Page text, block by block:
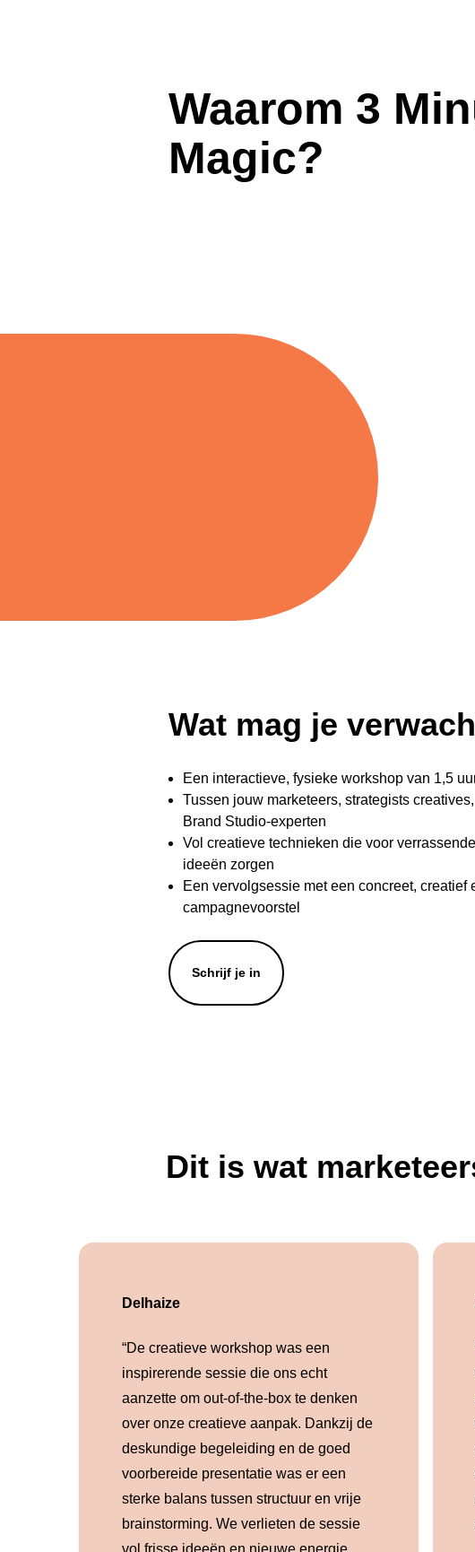
Waarom 3
Magic?
Wat mag je
Een interactieve, fysieke workshop van 1,5
Tussen jouw marketeers, strategists
Brand Studio-experten
Vol creatieve technieken die voor
ideeën zorgen
Een vervolgsessie met een concreet, creatief
campagnevoorstel
Schrijf je in
Dit is wat
Delhaize
“De creatieve workshop was een
inspirerende sessie die ons echt
aanzette om out-of-the-box te denken
over onze creatieve aanpak. Dankzij de
deskundige begeleiding en de goed
voorbereide presentatie was er een
sterke balans tussen structuur en vrije
brainstorming. We verlieten de sessie
vol frisse ideeën en nieuwe energie